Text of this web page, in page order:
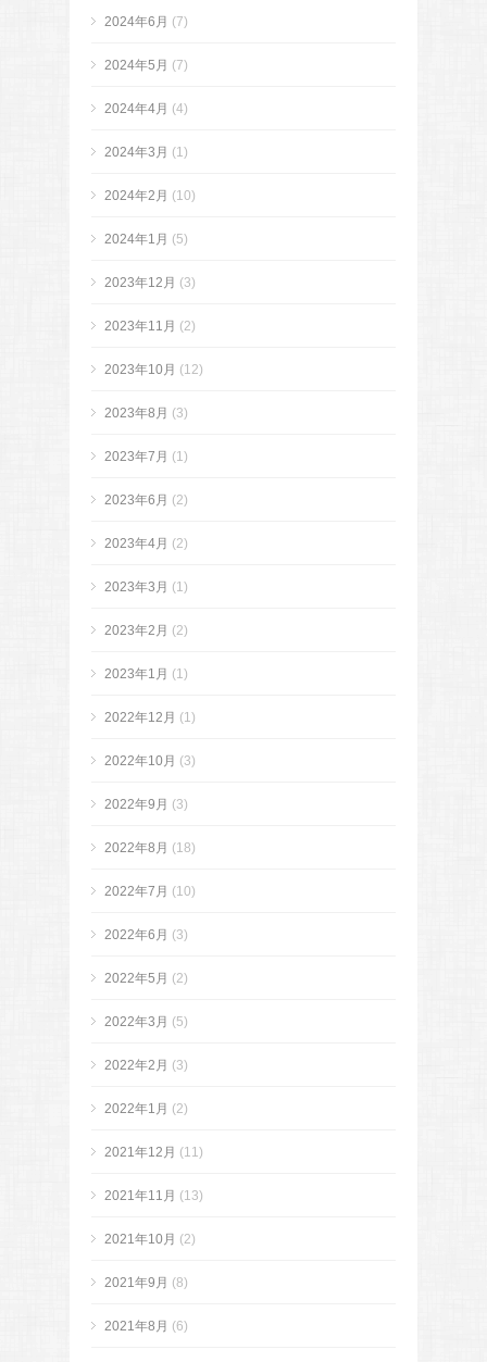
2024年6月 (7)
2024年5月 (7)
2024年4月 (4)
2024年3月 (1)
2024年2月 (10)
2024年1月 (5)
2023年12月 (3)
2023年11月 (2)
2023年10月 (12)
2023年8月 (3)
2023年7月 (1)
2023年6月 (2)
2023年4月 (2)
2023年3月 (1)
2023年2月 (2)
2023年1月 (1)
2022年12月 (1)
2022年10月 (3)
2022年9月 (3)
2022年8月 (18)
2022年7月 (10)
2022年6月 (3)
2022年5月 (2)
2022年3月 (5)
2022年2月 (3)
2022年1月 (2)
2021年12月 (11)
2021年11月 (13)
2021年10月 (2)
2021年9月 (8)
2021年8月 (6)